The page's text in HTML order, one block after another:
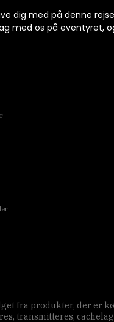
dig med på denne
med os på eventyret,
fra produkter, der er
transmitteres,